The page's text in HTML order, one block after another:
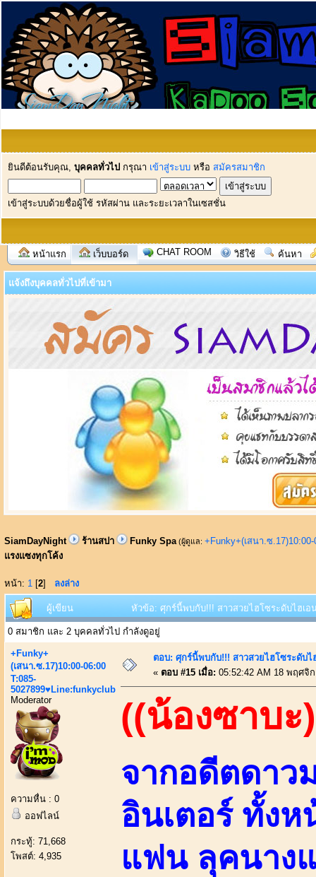
ยินดีต้อนรับคุณ, บุคคลทั่วไป กรุณา เข้าสู่ระบบ หรือ สมัครสมาชิก
เข้าสู่ระบบด้วยชื่อผู้ใช้ รหัสผ่าน และระยะเวลาในเซสชั่น
หน้าแรก เว็บบอร์ด CHAT ROOM วิธีใช้ ค้นหา
แจ้งถึงบุคคลทั่วไปที่เข้ามา
SiamDayNight ร้านสปา Funky Spa (ผู้ดูแล: +Funky+(เสนา.ซ
แรงแซงทุกโค้ง
หน้า: 1 [2] ลงล่าง
ผู้เขียน หัวข้อ: ศุกร์นี้พบกับ!!! สาวสวยไฮโซระดับไฮเ
0 สมาชิก และ 2 บุคคลทั่วไป กำลังดูอยู่
+Funky+
(เสนา.ซ.17)10:00-06:00
T:085-
5027899♥Line:funkyclub
Moderator
ความหื่น : 0
ออฟไลน์
กระทู้: 71,668
โพสต์: 4,935
ตอบ: ศุกร์นี้พบกับ!!! สาวสวยไฮโซระดับไ
« ตอบ #15 เมื่อ: 05:52:42 AM 18 พฤศจิ
((น้องซาบะ
จากอดีตดาว
อินเตอร์ ทั้งห
แฟน ลุคนาง